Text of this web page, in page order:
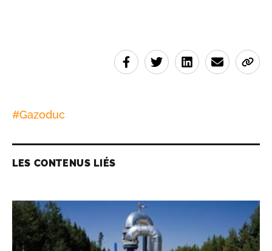
#Gazoduc
LES CONTENUS LIÉS